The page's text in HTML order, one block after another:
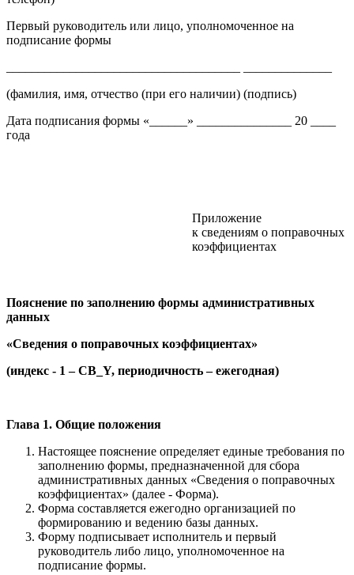
Первый руководитель или лицо, уполномоченное на
подписание формы
(фамилия, имя, отчество (при его наличии) (подпись)
Дата подписания формы «______» _______________ 20 ____
года
Приложение
к сведениям о поправочных
коэффициентах
Пояснение по заполнению формы административных
данных
«Сведения о поправочных коэффициентах»
(индекс - 1 – CB_Y, периодичность – ежегодная)
Глава 1. Общие положения
Настоящее пояснение определяет единые требования по
заполнению формы, предназначенной для сбора
административных данных «Сведения о поправочных
коэффициентах» (далее - Форма).
Форма составляется ежегодно организацией по
формированию и ведению базы данных.
Форму подписывает исполнитель и первый
руководитель либо лицо, уполномоченное на
подписание формы.